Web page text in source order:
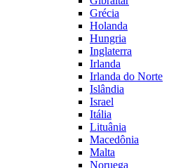
Grécia
Holanda
Hungria
Inglaterra
Irlanda
Irlanda do Norte
Islândia
Israel
Itália
Lituânia
Macedônia
Malta
Noruega